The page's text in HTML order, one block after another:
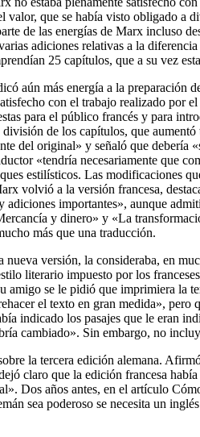
que se había visto obligado
de las energías de Marx incluso
adiciones relativas a la
25 capítulos, que a su vez
aún más energía a la
con el trabajo realizado por
para el público francés y para
de los capítulos, que
original» y señaló que debería
«tendría necesariamente que
estilísticos. Las modificaciones
volvió a la versión francesa,
importantes», aunque
y dinero» y «La
más que una traducción.
versión, la consideraba, en
literario impuesto por los
amigo se le pidió que imprimiera
el texto en gran medida»,
indicado los pasajes que le eran
cambiado». Sin embargo, no
la tercera edición alemana.
claro que la edición francesa
Dos años antes, en el artículo
sea poderoso se necesita un